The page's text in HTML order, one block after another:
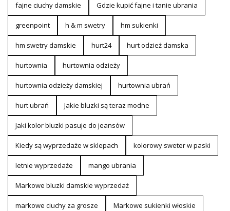
fajne ciuchy damskie Gdzie kupić fajne i tanie ubrania
greenpoint h & m swetry hm sukienki
hm swetry damskie hurt24 hurt odzież damska
hurtownia hurtownia odzieży
hurtownia odzieży damskiej hurtownia ubrań
hurt ubrań Jakie bluzki są teraz modne
Jaki kolor bluzki pasuje do jeansów
Kiedy są wyprzedaże w sklepach kolorowy sweter w paski
letnie wyprzedaże mango ubrania
Markowe bluzki damskie wyprzedaż
markowe ciuchy za grosze Markowe sukienki włoskie